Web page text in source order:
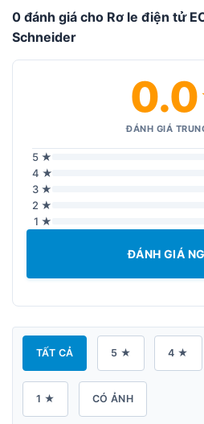
0 đánh giá cho Rơ le điện tử
Schneider
0.0
ĐÁNH GIÁ
5 ★
4 ★
3 ★
2 ★
1 ★
ĐÁNH GIÁ
TẤT CẢ 5 ★ 4 ★
1 ★ CÓ ẢNH